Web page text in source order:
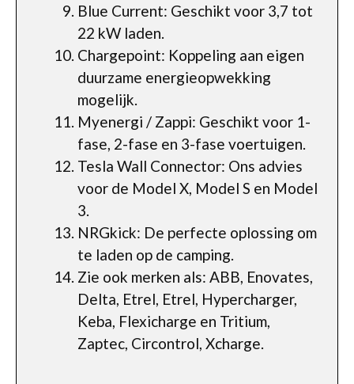
Blue Current: Geschikt voor 3,7 tot
22 kW laden.
Chargepoint: Koppeling aan eigen
duurzame energieopwekking
mogelijk.
Myenergi / Zappi: Geschikt voor 1-
fase, 2-fase en 3-fase voertuigen.
Tesla Wall Connector: Ons advies
voor de Model X, Model S en Model
3.
NRGkick: De perfecte oplossing om
te laden op de camping.
Zie ook merken als: ABB, Enovates,
Delta, Etrel, Etrel, Hypercharger,
Keba, Flexicharge en Tritium,
Zaptec, Circontrol, Xcharge.